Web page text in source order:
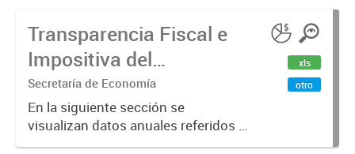
Transparencia Fiscal e
Impositiva del
Municipio. Año 2023
Secretaría de Economía
En la siguiente sección se
visualizan datos anuales referidos a
la transparencia fiscal e impositiva
xls
otro